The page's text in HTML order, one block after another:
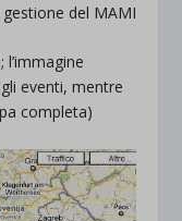
del MAMI
eventi, mentre
completa)